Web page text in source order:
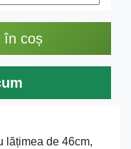
în coș
lățimea de 46cm,